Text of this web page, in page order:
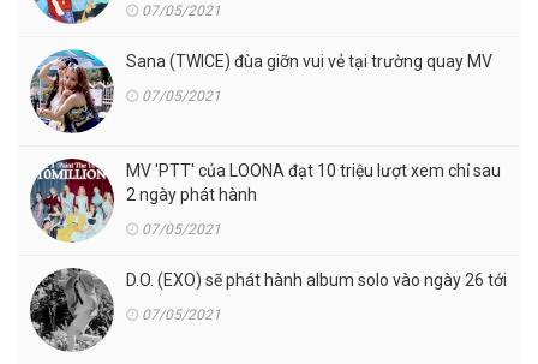
07/05/2021
Sana (TWICE) đùa giỡn vui vẻ tại trường quay MV
07/05/2021
MV 'PTT' của LOONA đạt 10 triệu lượt xem chỉ sau
2 ngày phát hành
07/05/2021
D.O. (EXO) sẽ phát hành album solo vào ngày 26 tới
07/05/2021